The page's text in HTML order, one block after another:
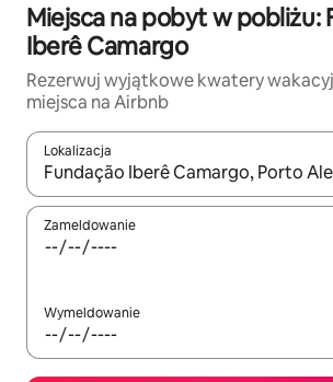
Miejsca na pobyt w pobliżu:
Iberê Camargo
Rezerwuj wyjątkowe kwatery
miejsca na Airbnb
Lokalizacja
Gdy wyniki będą dostępne, możesz
Zameldowanie
Wymeldowanie